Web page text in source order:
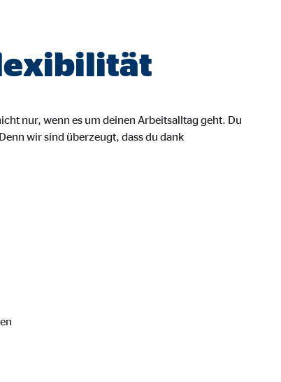
nur, wenn es um deinen Arbeitsalltag geht. Du
wir sind überzeugt, dass du dank